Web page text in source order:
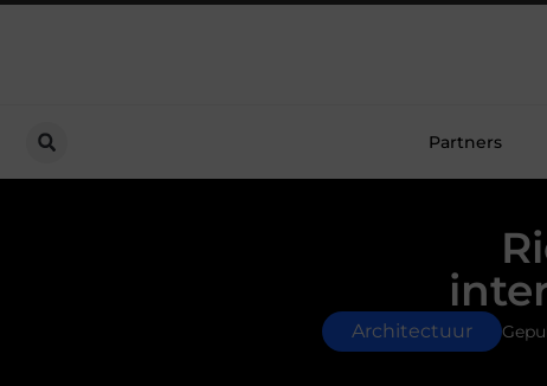
Partners
Architectuur